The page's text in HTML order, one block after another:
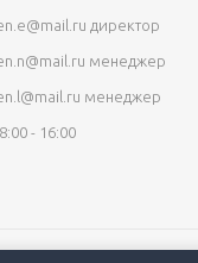
директор
менеджер
менеджер
- 16:00